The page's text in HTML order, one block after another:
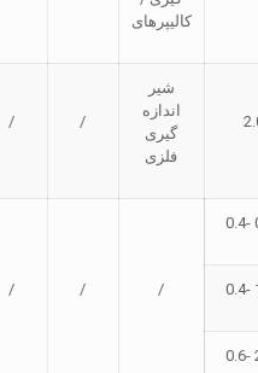
کالیپرهای
شیر
اندازه
گیری
فلزی
/
/
/
/
/